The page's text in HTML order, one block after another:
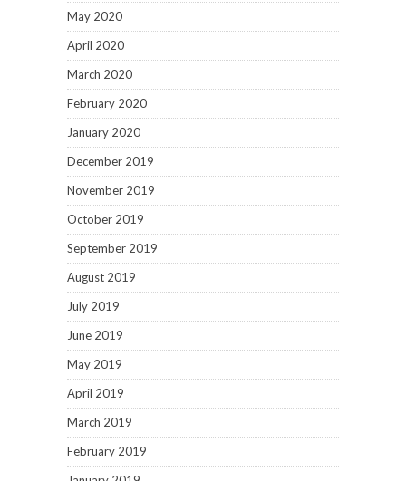
May 2020
April 2020
March 2020
February 2020
January 2020
December 2019
November 2019
October 2019
September 2019
August 2019
July 2019
June 2019
May 2019
April 2019
March 2019
February 2019